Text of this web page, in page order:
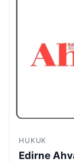
HUKUK
Edirne